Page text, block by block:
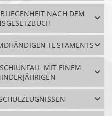
NACH DEM
TESTAMENTS
MIT EINEM